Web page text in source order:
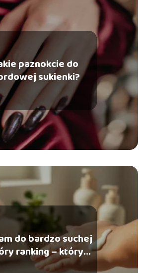
paznokcie do
sukienki?
do bardzo suchej
ranking – który
wybrać?